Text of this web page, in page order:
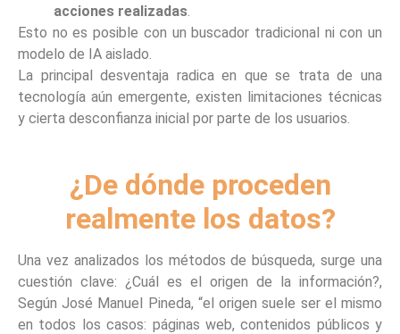
acciones realizadas.
Esto no es posible con un buscador tradicional ni con un
modelo de IA aislado.
La principal desventaja radica en que se trata de una
tecnología aún emergente, existen limitaciones técnicas
y cierta desconfianza inicial por parte de los usuarios.
¿De dónde proceden
realmente los datos?
Una vez analizados los métodos de búsqueda, surge una
cuestión clave: ¿Cuál es el origen de la información?,
Según José Manuel Pineda, “el origen suele ser el mismo
en todos los casos: páginas web, contenidos públicos y